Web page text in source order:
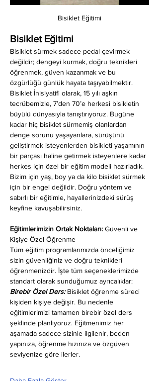
Bisiklet Eğitimi
Bisiklet Eğitimi
Bisiklet sürmek sadece pedal çevirmek
değildir; dengeyi kurmak, doğru teknikleri
öğrenmek, güven kazanmak ve bu
özgürlüğü günlük hayata taşıyabilmektir.
Bisiklet İnisiyatifi olarak, 15 yılı aşkın
tecrübemizle, 7’den 70’e herkesi bisikletin
büyülü dünyasıyla tanıştırıyoruz. Bugüne
kadar hiç bisiklet sürmemiş olanlardan
denge sorunu yaşayanlara, sürüşünü
geliştirmek isteyenlerden bisikleti yaşamının
bir parçası haline getirmek isteyenlere kadar
herkes için özel bir eğitim modeli hazırladık.
Bizim için yaş, boy ya da kilo bisiklet sürmek
için bir engel değildir. Doğru yöntem ve
sabırlı bir eğitimle, hayallerinizdeki sürüş
keyfine kavuşabilirsiniz.
Eğitimlerimizin Ortak Noktaları: Güvenli ve
Kişiye Özel Öğrenme
Tüm eğitim programlarımızda önceliğimiz
sizin güvenliğiniz ve doğru teknikleri
öğrenmenizdir. İşte tüm seçeneklerimizde
standart olarak sunduğumuz ayrıcalıklar:
Birebir Özel Ders: Bisiklet öğrenme süreci
kişiden kişiye değişir. Bu nedenle
eğitimlerimizi tamamen birebir özel ders
şeklinde planlıyoruz. Eğitmenimiz her
aşamada sadece sizinle ilgilenir, beden
yapınıza, öğrenme hızınıza ve özgüven
seviyenize göre ilerler.